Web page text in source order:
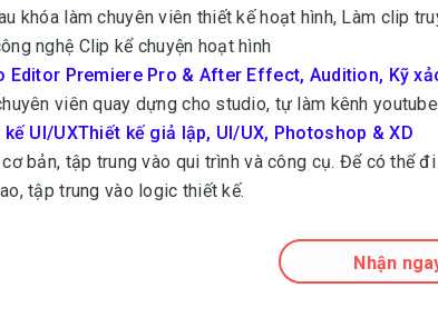
khóa làm chuyên viên thiết kế hoạt hình, Làm clip
nghệ Clip kể chuyện hoạt hình
Editor Premiere Pro & After Effect, Audition, Kỹ
viên quay dựng cho studio, tự làm kênh
kế UI/UXThiết kế giả lập, UI/UX, Photoshop & XD
bản, tập trung vào qui trình và công cụ. Để có thể
tập trung vào logic thiết kế.
Nhận